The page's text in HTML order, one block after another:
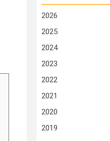
2026
2025
2024
2023
2022
2021
2020
2019